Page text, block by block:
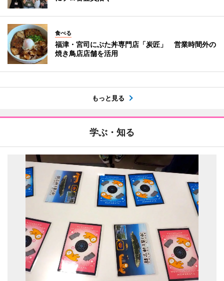
食べる
福津・宮司にぶた丼専門店「炭匠」 営業時間外の
焼き鳥店店舗を活用
もっと見る
学ぶ・知る